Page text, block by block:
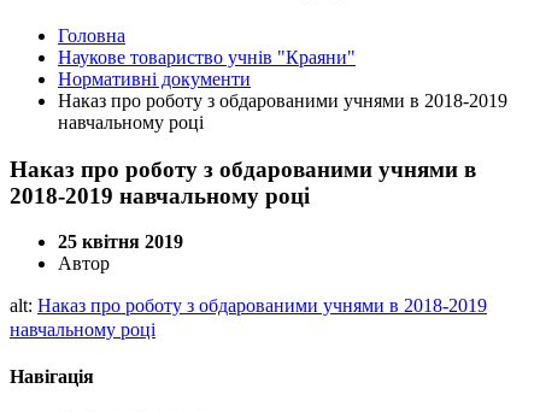
Головна
Наукове товариство учнів "Краяни"
Нормативні документи
Наказ про роботу з обдарованими учнями в 2018-2019
навчальному році
Наказ про роботу з обдарованими учнями в
2018-2019 навчальному році
25 квітня 2019
Автор
alt: Наказ про роботу з обдарованими учнями в 2018-2019
навчальному році
Навігація